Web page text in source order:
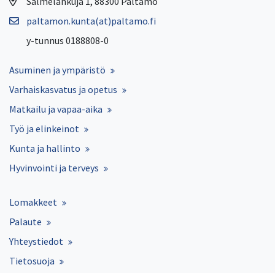
paltamon.kunta(at)paltamo.fi
y-tunnus 0188808-0
Asuminen ja ympäristö
Varhaiskasvatus ja opetus
Matkailu ja vapaa-aika
Työ ja elinkeinot
Kunta ja hallinto
Hyvinvointi ja terveys
Lomakkeet
Palaute
Yhteystiedot
Tietosuoja